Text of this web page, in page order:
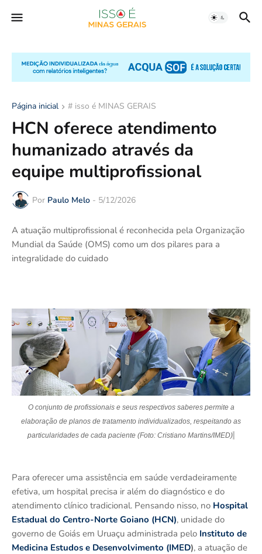
Página inicial # isso é MINAS GERAIS
HCN oferece atendimento
humanizado através da
equipe multiprofissional
Por Paulo Melo - 5/12/2026
A atuação multiprofissional é reconhecida pela Organização
Mundial da Saúde (OMS) como um dos pilares para a
integralidade do cuidado
O conjunto de profissionais e seus respectivos saberes permite a
elaboração de planos de tratamento individualizados, respeitando as
particularidades de cada paciente (Foto: Cristiano Martins/IMED)
Para oferecer uma assistência em saúde verdadeiramente
efetiva, um hospital precisa ir além do diagnóstico e do
atendimento clínico tradicional. Pensando nisso, no Hospital
Estadual do Centro-Norte Goiano (HCN), unidade do
governo de Goiás em Uruaçu administrada pelo Instituto de
Medicina Estudos e Desenvolvimento (IMED), a atuação de